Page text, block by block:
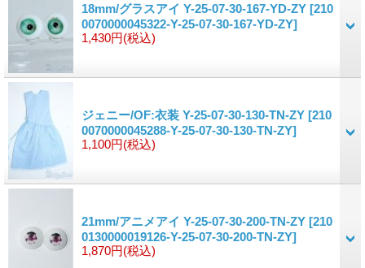
18mm/グラスアイ Y-25-07-30-167-YD-ZY [210
0070000045322-Y-25-07-30-167-YD-ZY]
1,430円(税込)
ジェニー/OF:衣装 Y-25-07-30-130-TN-ZY [210
0070000045288-Y-25-07-30-130-TN-ZY]
1,100円(税込)
21mm/アニメアイ Y-25-07-30-200-TN-ZY [210
0130000019126-Y-25-07-30-200-TN-ZY]
1,870円(税込)